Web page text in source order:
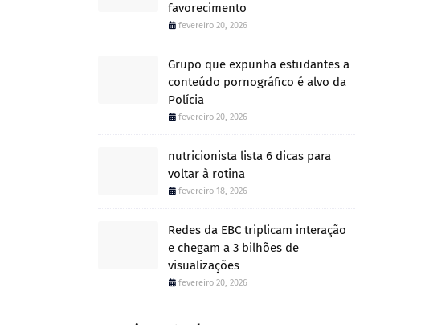
favorecimento
fevereiro 20, 2026
Grupo que expunha estudantes a
conteúdo pornográfico é alvo da
Polícia
fevereiro 20, 2026
nutricionista lista 6 dicas para
voltar à rotina
fevereiro 18, 2026
Redes da EBC triplicam interação
e chegam a 3 bilhões de
visualizações
fevereiro 20, 2026